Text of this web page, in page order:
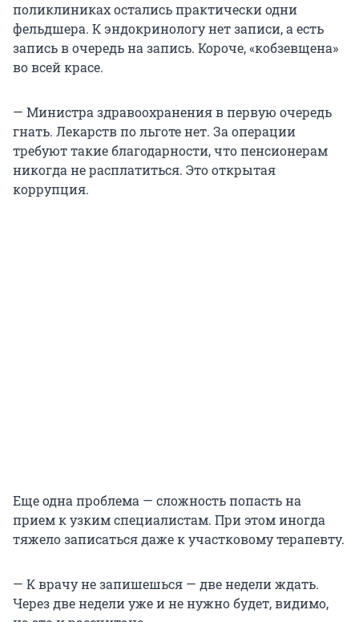
поликлиниках остались практически одни
фельдшера. К эндокринологу нет записи, а есть
запись в очередь на запись. Короче, «кобзевщена»
во всей красе.
— Министра здравоохранения в первую очередь
гнать. Лекарств по льготе нет. За операции
требуют такие благодарности, что пенсионерам
никогда не расплатиться. Это открытая
коррупция.
Еще одна проблема — сложность попасть на
прием к узким специалистам. При этом иногда
тяжело записаться даже к участковому терапевту.
— К врачу не запишешься — две недели ждать.
Через две недели уже и не нужно будет, видимо,